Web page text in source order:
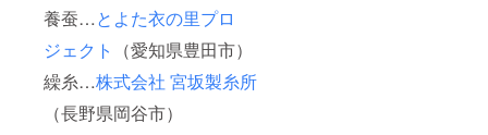
養蚕…とよた衣の里プロ
ジェクト
（愛知県豊田市）
繰糸…株式会社 宮坂製糸所
（長野県岡谷市）